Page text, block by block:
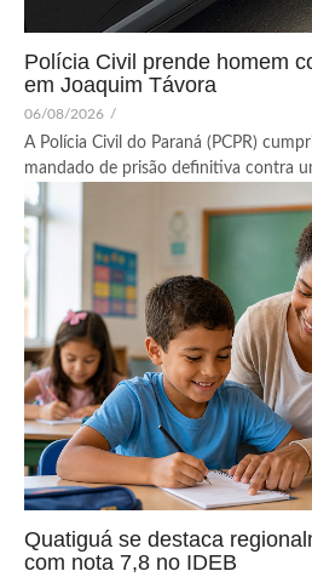
Polícia Civil prende homem
em Joaquim Távora
06/08/2026 /
A Polícia Civil do Paraná (PCPR)
mandado de prisão definitiva contra
Quatiguá se destaca
com nota 7,8 no IDEB